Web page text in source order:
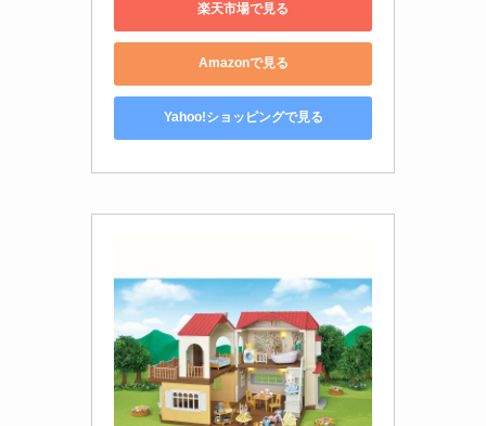
楽天市場で見る
Amazonで見る
Yahoo!ショッピングで見る